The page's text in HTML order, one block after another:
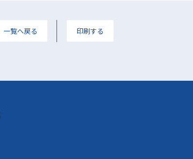
一覧へ戻る 印刷する